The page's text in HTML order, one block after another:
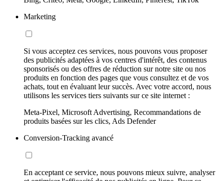
Marketing
Si vous acceptez ces services, nous pouvons vous proposer
des publicités adaptées à vos centres d'intérêt, des contenus
sponsorisés ou des offres de réduction sur notre site ou nos
produits en fonction des pages que vous consultez et de vos
achats, tout en évaluant leur succès. Avec votre accord, nous
utilisons les services tiers suivants sur ce site internet :
Meta-Pixel, Microsoft Advertising, Recommandations de
produits basées sur les clics, Ads Defender
Conversion-Tracking avancé
En acceptant ce service, nous pouvons mieux suivre, analyser